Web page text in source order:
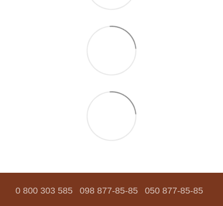
0 800 303 585 098 877-85-85 050 877-85-85